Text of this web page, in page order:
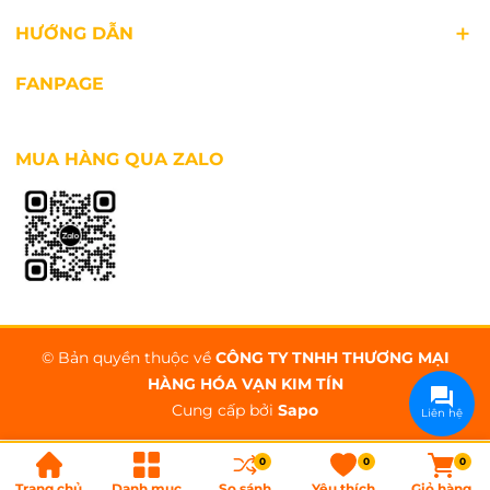
HƯỚNG DẪN
FANPAGE
MUA HÀNG QUA ZALO
© Bản quyền thuộc về CÔNG TY TNHH THƯƠNG MẠI
HÀNG HÓA VẠN KIM TÍN
Cung cấp bởi Sapo
0 0 0
Liên hệ